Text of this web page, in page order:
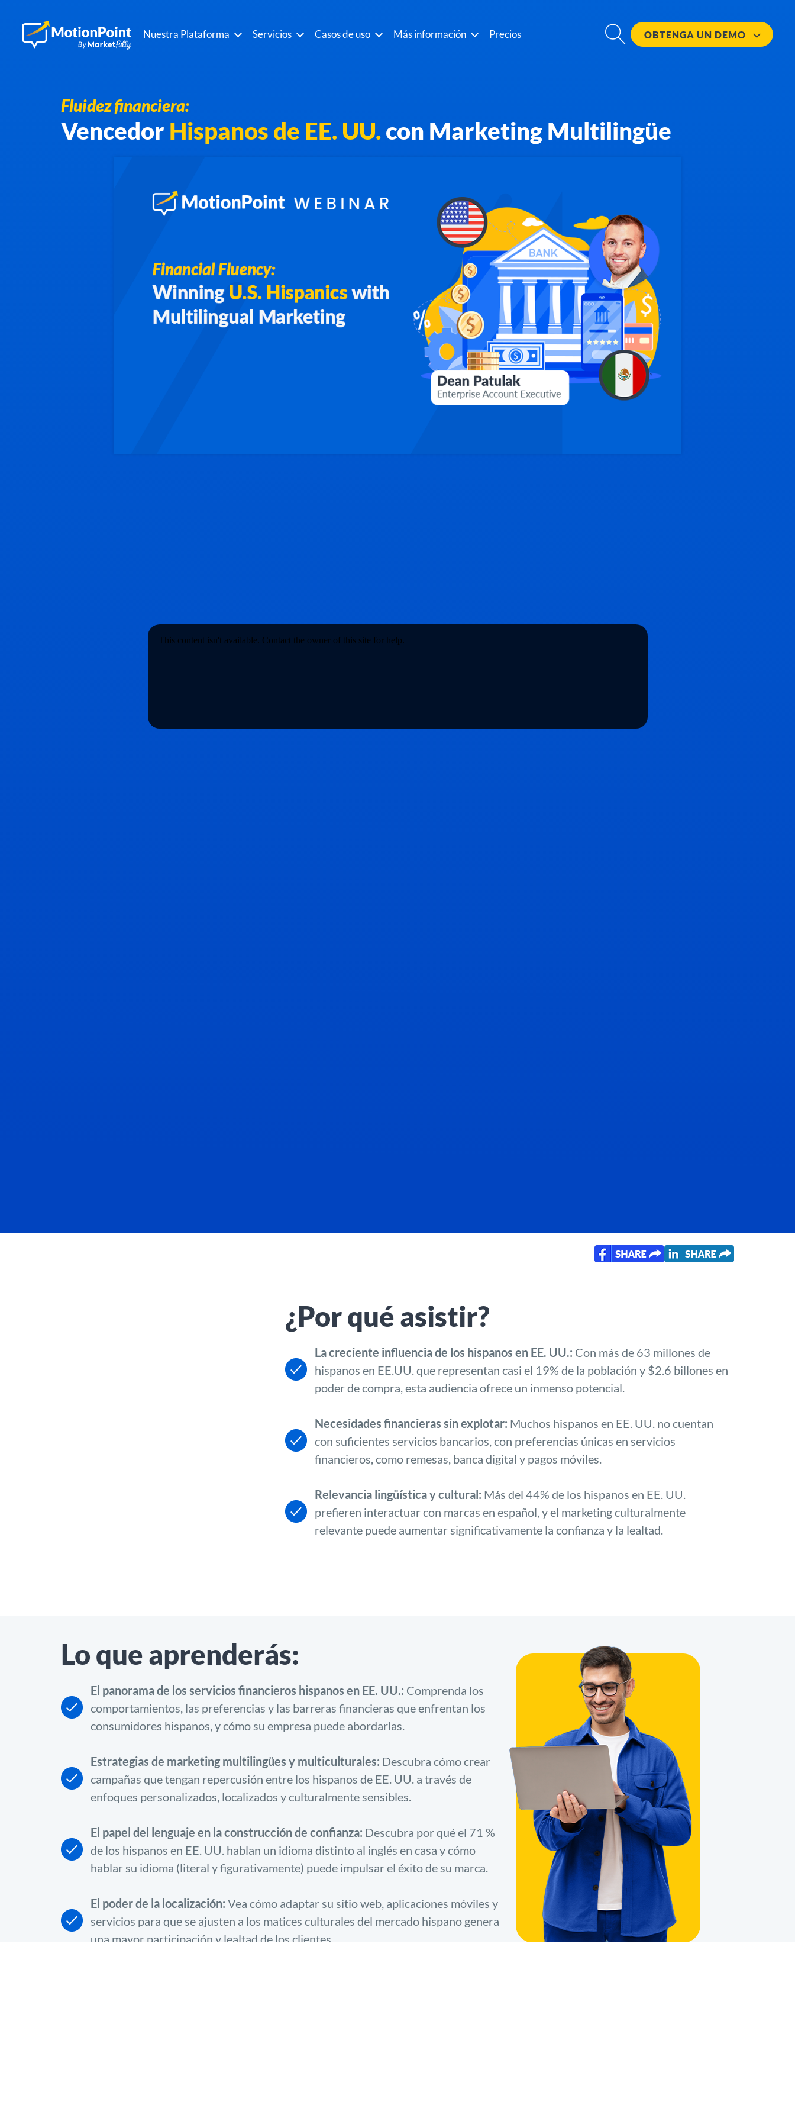
Nuestra Plataforma Servicios Casos de uso Más información Precios OBTENGA UN DEMO
Fluidez financiera:
Vencedor Hispanos de EE. UU.con Marketing Multilingüe
¿Por qué asistir?
La creciente influencia de los hispanos en EE. UU.: Con más de 63 millones de
hispanos en EE.UU. que representan casi el 19% de la población y $2.6 billones en
poder de compra, esta audiencia ofrece un inmenso potencial.
Necesidades financieras sin explotar: Muchos hispanos en EE. UU. no cuentan
con suficientes servicios bancarios, con preferencias únicas en servicios
financieros, como remesas, banca digital y pagos móviles.
Relevancia lingüística y cultural: Más del 44% de los hispanos en EE. UU.
prefieren interactuar con marcas en español, y el marketing culturalmente
relevante puede aumentar significativamente la confianza y la lealtad.
Lo que aprenderás:
El panorama de los servicios financieros hispanos en EE. UU.: Comprenda los
comportamientos, las preferencias y las barreras financieras que enfrentan los
consumidores hispanos, y cómo su empresa puede abordarlas.
Estrategias de marketing multilingües y multiculturales: Descubra cómo crear
campañas que tengan repercusión entre los hispanos de EE. UU. a través de
enfoques personalizados, localizados y culturalmente sensibles.
El papel del lenguaje en la construcción de confianza: Descubra por qué el 71 %
de los hispanos en EE. UU. hablan un idioma distinto al inglés en casa y cómo
hablar su idioma (literal y figurativamente) puede impulsar el éxito de su marca.
El poder de la localización: Vea cómo adaptar su sitio web, aplicaciones móviles y
servicios para que se ajusten a los matices culturales del mercado hispano genera
una mayor participación y lealtad de los clientes.